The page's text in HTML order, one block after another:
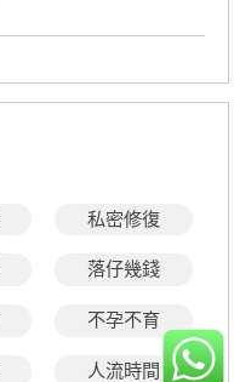
私密修復
落仔幾錢
不孕不育
人流時間